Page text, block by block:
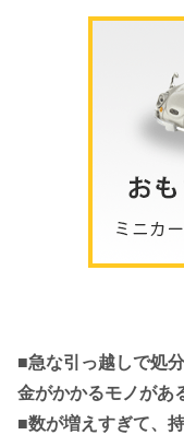
■急な引っ越しで処
金がかかるモノがあ
■数が増えすぎて、